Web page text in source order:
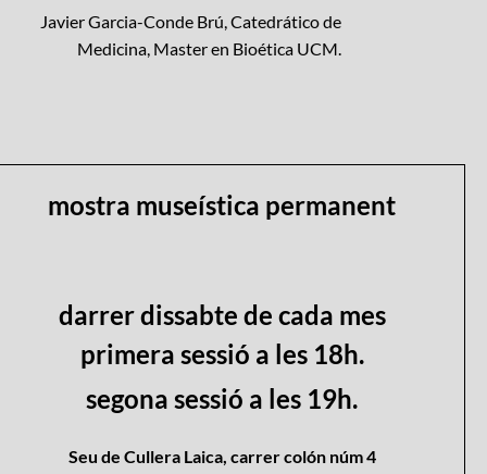
Javier Garcia-Conde Brú, Catedrático de
Medicina, Master en Bioética UCM.
mostra museística permanent
darrer dissabte de cada mes
primera sessió a les 18h.
segona sessió a les 19h.
Seu de Cullera Laica, carrer colón núm 4